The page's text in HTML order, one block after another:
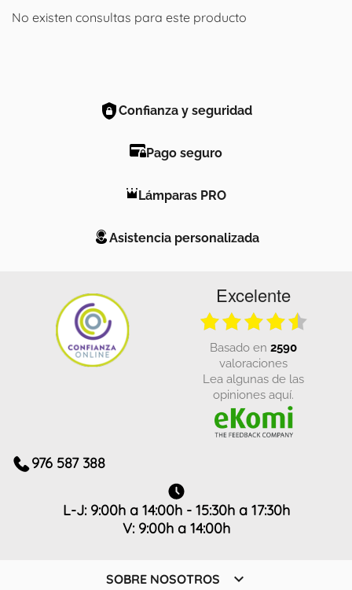
No existen consultas para este producto
Confianza y seguridad
Pago seguro
Lámparas PRO
Asistencia personalizada
Excelente
basado en 2590
valoraciones
Lea algunas de las
opiniones aquí.
976 587 388
L-J: 9:00h a 14:00h - 15:30h a 17:30h
V: 9:00h a 14:00h
SOBRE NOSOTROS 